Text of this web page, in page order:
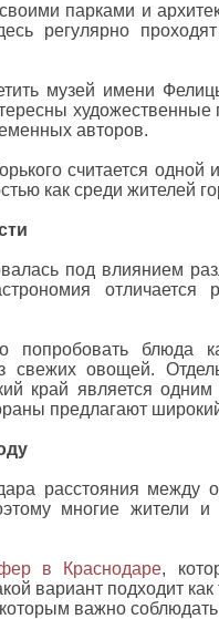
парками и
регулярно
музей имени
художественные
авторов.
считается одной
как среди жителей
под влиянием
отличается
попробовать блюда
овощей.
край является
предлагают
расстояния между
многие жители и
в Краснодаре,
вариант подходит
важно соблюдать